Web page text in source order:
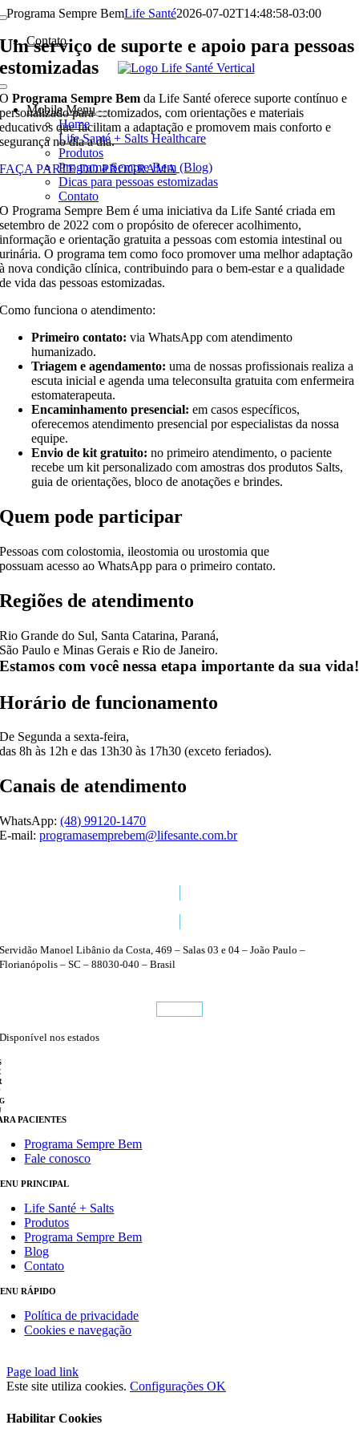
Ir
o
conteúdo
Contato
Mobile Menu
Home
Life Santé + Salts Healthcare
Produtos
Programa Sempre Bem (Blog)
Dicas para pessoas estomizadas
Contato
Programa Sempre BemLife Santé2026-07-02T14:48:58-03:00
Um serviço de suporte e apoio para pessoas
estomizadas
OPrograma Sempre Bem da Life Santé oferece suporte contínuo e
personalizado para estomizados, com orientações e materiais
educativos que facilitam a adaptação e promovem mais conforto e
segurança no dia a dia.
FAÇA PARTE DO PROGRAMA
O Programa Sempre Bem é uma iniciativa da Life Santé criada em
setembro de 2022 com o propósito de oferecer acolhimento,
informação e orientação gratuita a pessoas com estomia intestinal ou
urinária. O programa tem como foco promover uma melhor adaptação
à nova condição clínica, contribuindo para o bem-estar e a qualidade
de vida das pessoas estomizadas.
Como funciona o atendimento:
Primeiro contato: via WhatsApp com atendimento
humanizado.
Triagem e agendamento: uma de nossas profissionais realiza a
escuta inicial e agenda uma teleconsulta gratuita com enfermeira
estomaterapeuta.
Encaminhamento presencial: em casos específicos,
oferecemos atendimento presencial por especialistas da nossa
equipe.
Envio de kit gratuito: no primeiro atendimento, o paciente
recebe um kit personalizado com amostras dos produtos Salts,
guia de orientações, bloco de anotações e brindes.
Quem pode participar
Pessoas com colostomia, ileostomia ou urostomia que
possuam acesso ao WhatsApp para o primeiro contato.
Regiões de atendimento
Rio Grande do Sul, Santa Catarina, Paraná,
São Paulo e Minas Gerais e Rio de Janeiro.
Estamos com você nessa etapa importante da sua vida!
Horário de funcionamento
De Segunda a sexta-feira,
das 8h às 12h e das 13h30 às 17h30 (exceto feriados).
Canais de atendimento
WhatsApp:(48) 99120-1470
E-mail:programasemprebem@lifesante.com.br
Servidão Manoel Libânio da Costa, 469 – Salas 03 e 04 – João Paulo –
Florianópolis – SC – 88030-040 – Brasil
Disponível nos estados
PACIENTES
Programa Sempre Bem
Fale conosco
PRINCIPAL
Life Santé + Salts
Produtos
Programa Sempre Bem
Blog
Contato
RÁPIDO
Política de privacidade
Cookies e navegação
Close
Sliding
Area
Page load link
Este site utiliza cookies. Configurações OK
Habilitar Cookies